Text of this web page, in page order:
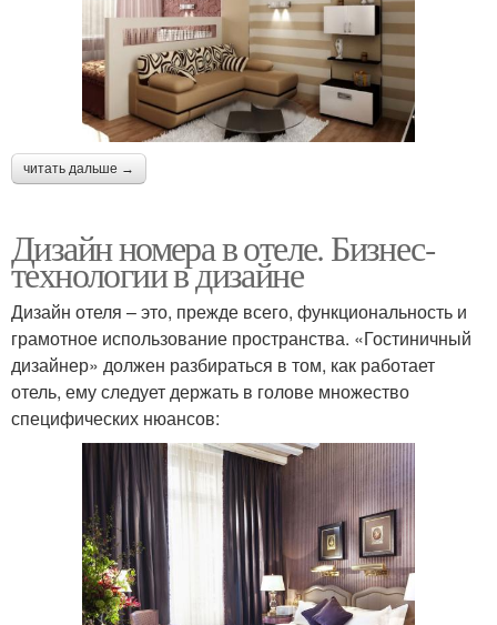
читать дальше →
Дизайн номера в отеле. Бизнес-
технологии в дизайне
Дизайн отеля – это, прежде всего, функциональность и
грамотное использование пространства. «Гостиничный
дизайнер» должен разбираться в том, как работает
отель, ему следует держать в голове множество
специфических нюансов: